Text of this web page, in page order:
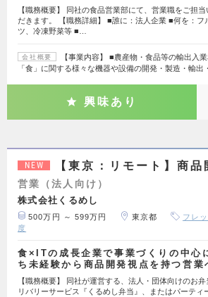
【職務概要】 同社の食品営業部にて、営業職をご担当
だきます。 【職務詳細】 ■誰に：法人企業 ■何を：フ
ツ、冷凍野菜等 ■…
会社概要
【事業内容】 ■農産物・食品等の輸出入
「食」に関する様々な機器や設備の開発・製造・輸出
興味あり
NEW 【東京：リモート】商品
営業（法人向け）
株式会社くるめし
500万円 ～ 599万円 東京都 フレ
度
食×ITの成長企業で事業づくりの中心
ち未経験から商品開発視点を持つ営業
【職務概要】 同社が運営する、法人・団体向けのお弁
リバリーサービス『くるめし弁当』、またはパーティ